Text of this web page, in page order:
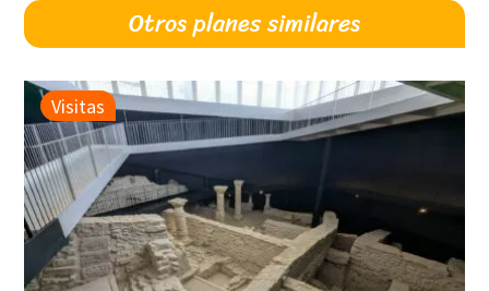
Otros planes similares
Visitas